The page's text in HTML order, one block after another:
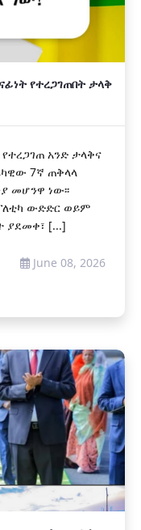
የተረጋገጠበት ታላቅ
አንድ ታላቅና
7ኛ ጠቅላላ
መሆንዋ ነው፡፡
ውድድር ወይም
ያደመቀ፣ [...]
June 08, 2026